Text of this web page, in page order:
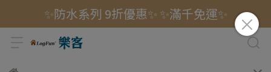
✨防水系列 9折優惠✨ ✨滿千免運✨